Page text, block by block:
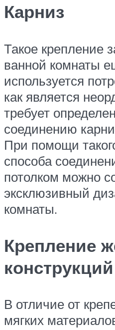
Карниз
Такое крепление
ванной комнаты
используется
как является
требует
соединению
При помощи
способа
потолком можно
эксклюзивный
комнаты.
Крепление
конструкций
В отличие от
мягких